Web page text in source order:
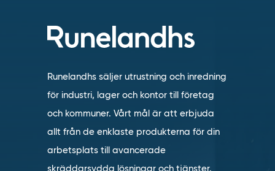
Runelandhs säljer utrustning och inredning
för industri, lager och kontor till företag
och kommuner. Vårt mål är att erbjuda
allt från de enklaste produkterna för din
arbetsplats till avancerade
skräddarsydda lösningar och tjänster.